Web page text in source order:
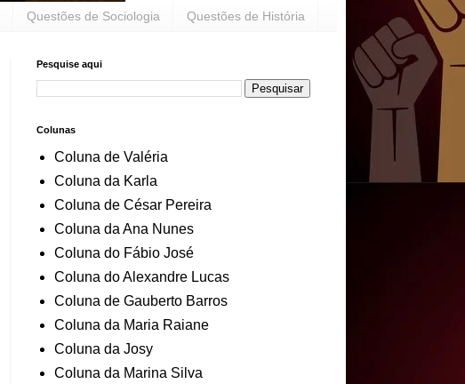
Questões de Sociologia Questões de História
Pesquise aqui
Colunas
Coluna de Valéria
Coluna da Karla
Coluna de César Pereira
Coluna da Ana Nunes
Coluna do Fábio José
Coluna do Alexandre Lucas
Coluna de Gauberto Barros
Coluna da Maria Raiane
Coluna da Josy
Coluna da Marina Silva